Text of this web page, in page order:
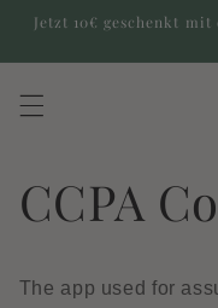
zum
Jetzt 10€ geschenkt
CCPA
The app used for